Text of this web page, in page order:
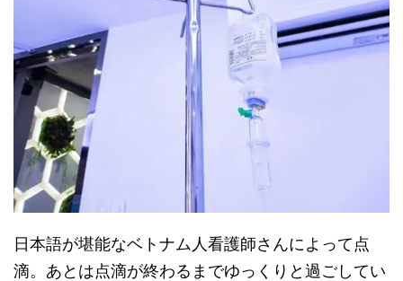
日本語が堪能なベトナム人看護師さんによって点
滴。あとは点滴が終わるまでゆっくりと過ごしてい